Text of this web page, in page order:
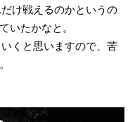
け戦えるのかというの
いたかなと。
くと思いますので、苦